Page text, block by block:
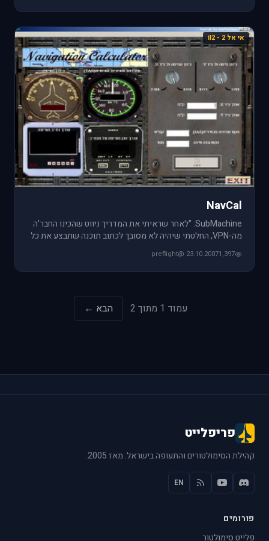
אי אל 2 - il2
NavCal
SubMachine: "לאחר שראיתי את המדריך ניווט שהכינו החבר'ה
מה-VPN, החלטתי שיהיה לא מסובך לכתוב תוכנה שתבצע את כל
1,397
23.10.2007
·
@preflight
עמוד 1 מתוך 2 הבא ←
פריפלייט
קהילת הסימולטורים והתעופה בישראל. מאז 2005.
EN
פורומים
פלייט סימולטור